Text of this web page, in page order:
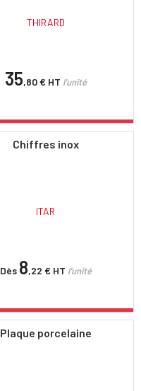
THIRARD
35,80 € HT l'unité
Chiffres inox
ITAR
Dès 8,22 € HT l'unité
Plaque porcelaine